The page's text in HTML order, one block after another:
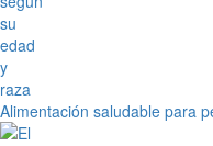
Alimentación saludable para